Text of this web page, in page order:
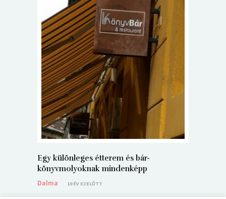
Egy különleges étterem és bár-
könyvmolyoknak mindenképp
Dalma
10 ÉV EZELŐTT